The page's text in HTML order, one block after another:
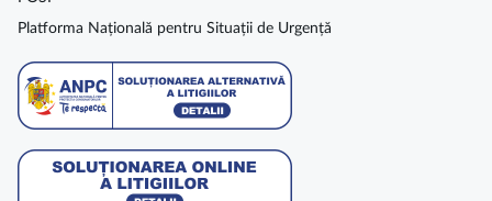
Platforma Națională pentru Situații de Urgență